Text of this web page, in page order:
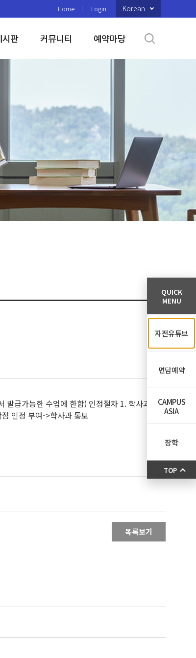
Home Login Korean
시판 커뮤니티 예약마당
급가능한 수업에 한함) 인정절차 1. 학사과
인정 부여->학사과 통보
목록보기
QUICK
MENU
자전유튜브
면담예약
CAMPUS
ASIA
장학
TOP